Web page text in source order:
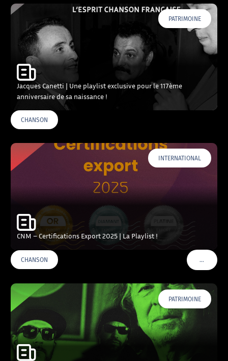
PATRIMOINE
Jacques Canetti | Une playlist exclusive pour le 117ème
anniversaire de sa naissance !
CHANSON
INTERNATIONAL
CNM – Certifications Export 2025 | La Playlist !
CHANSON …VOIR
PATRIMOINE